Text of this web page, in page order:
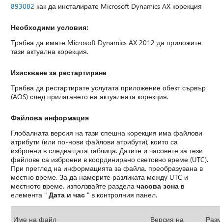
893082 как да инсталирате Microsoft Dynamics AX корекция
Необходими условия:
Трябва да имате Microsoft Dynamics AX 2012 да приложите
тази актуална корекция.
Изискване за рестартиране
Трябва да рестартирате услугата приложение обект сървър
(AOS) след прилагането на актуалната корекция.
Файлова информация
Глобалната версия на тази спешна корекция има файлови
атрибути (или по-нови файлови атрибути), които са
изброени в следващата таблица. Датите и часовете за тези
файлове са изброени в координирано световно време (UTC).
При преглед на информацията за файла, преобразувана в
местно време. За да намерите разликата между UTC и
местното време, използвайте разделачасова зона в
елемента "Дата и час " в контролния панел.
Име на файл
Версия на